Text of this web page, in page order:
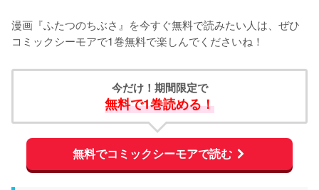
漫画『ふたつのちぶさ』を今すぐ無料で読みたい人は、ぜひ
コミックシーモアで1巻無料で楽しんでくださいね！
今だけ！期間限定で
無料で1巻読める！
無料でコミックシーモアで読む